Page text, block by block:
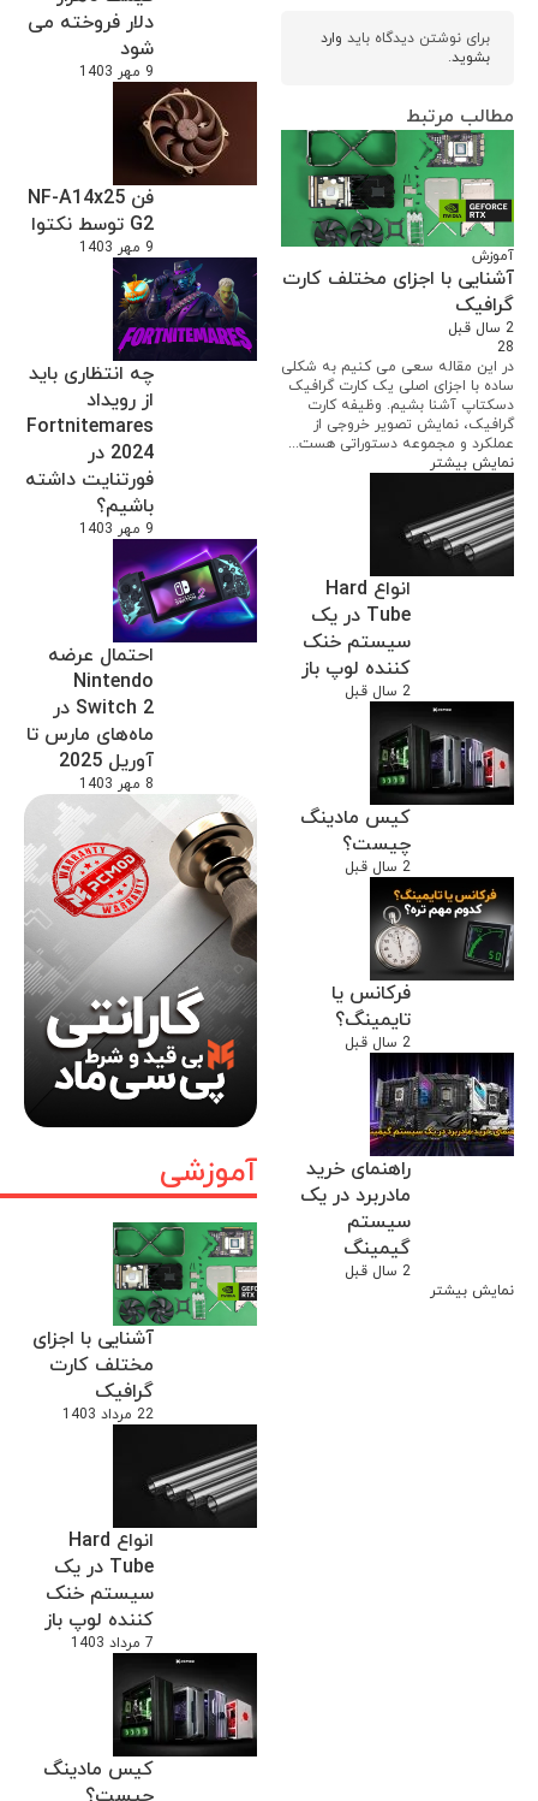
دلار فروخته می
شود
9 مهر 1403
فن NF-A14x25
G2 توسط نکتوا
9 مهر 1403
چه انتظاری باید
از رویداد
Fortnitemares
2024 در
فورتنایت داشته
باشیم؟
9 مهر 1403
احتمال عرضه
Nintendo
Switch 2 در
ماه‌های مارس تا
آوریل 2025
8 مهر 1403
آموزشی
آشنایی با اجزای
مختلف کارت
گرافیک
22 مرداد 1403
انواع Hard
Tube در یک
سیستم خنک
کننده لوپ باز
7 مرداد 1403
کیس مادینگ
برای نوشتن دیدگاه باید وارد
بشوید.
مطالب مرتبط
آموزش
آشنایی با اجزای مختلف کارت
گرافیک
2 سال قبل
28
در این مقاله سعی می کنیم به شکلی
ساده با اجزای اصلی یک کارت گرافیک
دسکتاپ آشنا بشیم. وظیفه کارت
گرافیک، نمایش تصویر خروجی از
عملکرد و مجموعه دستوراتی هست...
نمایش بیشتر
انواع Hard
Tube در یک
سیستم خنک
کننده لوپ باز
2 سال قبل
کیس مادینگ
چیست؟
2 سال قبل
فرکانس یا
تایمینگ؟
2 سال قبل
راهنمای خرید
مادربرد در یک
سیستم
گیمینگ
2 سال قبل
نمایش بیشتر